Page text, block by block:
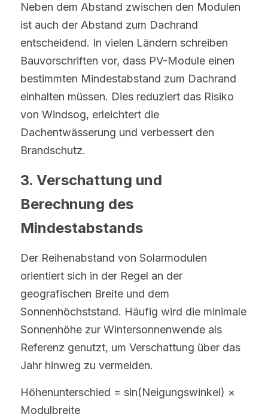
Neben dem Abstand zwischen den Modulen
ist auch der Abstand zum Dachrand
entscheidend. In vielen Ländern schreiben
Bauvorschriften vor, dass PV-Module einen
bestimmten Mindestabstand zum Dachrand
einhalten müssen. Dies reduziert das Risiko
von Windsog, erleichtert die
Dachentwässerung und verbessert den
Brandschutz.
3. Verschattung und
Berechnung des
Mindestabstands
Der Reihenabstand von Solarmodulen
orientiert sich in der Regel an der
geografischen Breite und dem
Sonnenhöchststand. Häufig wird die minimale
Sonnenhöhe zur Wintersonnenwende als
Referenz genutzt, um Verschattung über das
Jahr hinweg zu vermeiden.
Höhenunterschied = sin(Neigungswinkel) ×
Modulbreite